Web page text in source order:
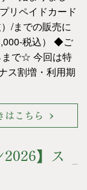
リペイドカード
/までの販売に
税込） ◆ご
まで☆ 今回は特
割増・利用期
はこちら
】ス